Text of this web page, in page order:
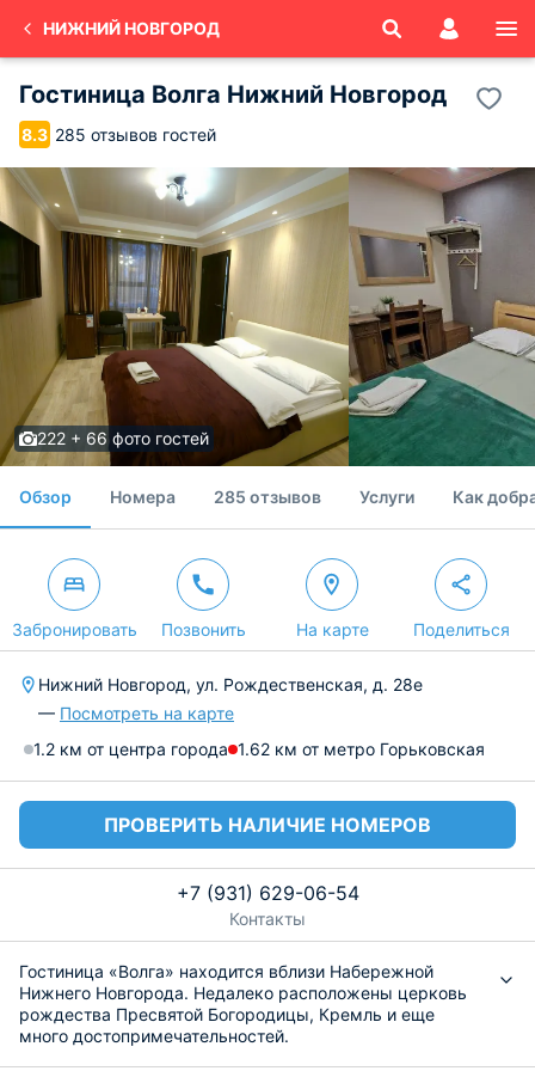
НИЖНИЙ НОВГОРОД
Гостиница Волга Нижний Новгород
8.3 285 отзывов гостей
222 + 66 фото гостей
Обзор Номера 285 отзывов Услуги Как
Забронировать Позвонить На карте Поделиться
Нижний Новгород, ул. Рождественская, д. 28е
— Посмотреть на карте
1.2 км от центра города 1.62 км от метро Горьковская
ПРОВЕРИТЬ НАЛИЧИЕ НОМЕРОВ
+7 (931) 629-06-54
Контакты
Гостиница «Волга» находится вблизи Набережной
Нижнего Новгорода. Недалеко расположены церковь
рождества Пресвятой Богородицы, Кремль и еще
много достопримечательностей.